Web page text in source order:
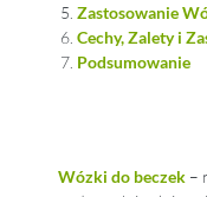
Zastosowanie
Cechy, Zalety i
Podsumowanie
Wózki do beczek–